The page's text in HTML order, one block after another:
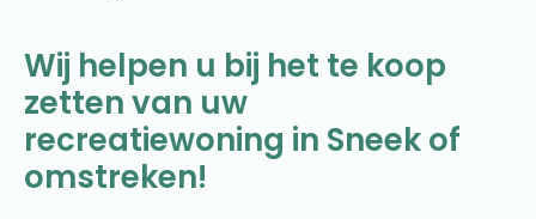
Wij helpen u bij het te koop
zetten van uw
recreatiewoning in Sneek of
omstreken!